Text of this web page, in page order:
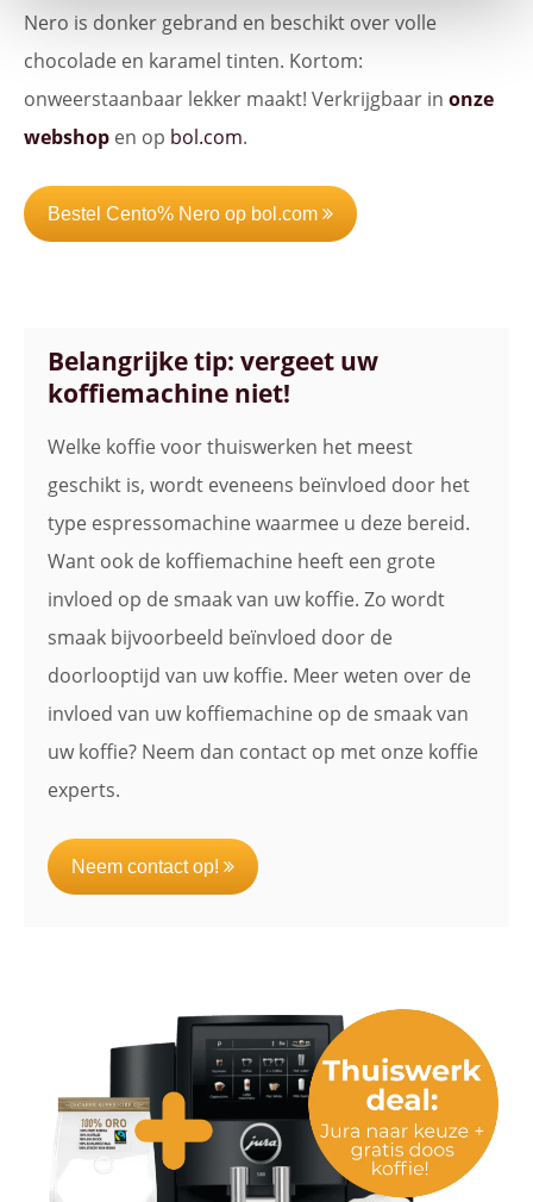
Nero is donker gebrand en beschikt over volle
chocolade en karamel tinten. Kortom:
onweerstaanbaar lekker maakt! Verkrijgbaar in onze
webshop en op bol.com.
Bestel Cento% Nero op bol.com
Belangrijke tip: vergeet uw
koffiemachine niet!
Welke koffie voor thuiswerken het meest
geschikt is, wordt eveneens beïnvloed door het
type espressomachine waarmee u deze bereid.
Want ook de koffiemachine heeft een grote
invloed op de smaak van uw koffie. Zo wordt
smaak bijvoorbeeld beïnvloed door de
doorlooptijd van uw koffie. Meer weten over de
invloed van uw koffiemachine op de smaak van
uw koffie? Neem dan contact op met onze koffie
experts.
Neem contact op!